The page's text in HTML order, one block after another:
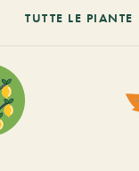
TUTTE LE PIANTE